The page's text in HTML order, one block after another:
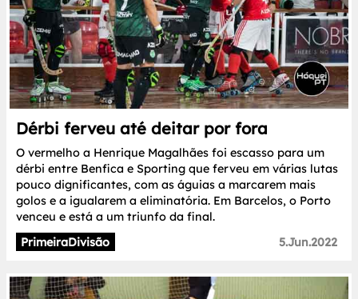
Dérbi ferveu até deitar por fora
O vermelho a Henrique Magalhães foi escasso para um
dérbi entre Benfica e Sporting que ferveu em várias lutas
pouco dignificantes, com as águias a marcarem mais
golos e a igualarem a eliminatória. Em Barcelos, o Porto
venceu e está a um triunfo da final.
PrimeiraDivisão
5.Jun.2022